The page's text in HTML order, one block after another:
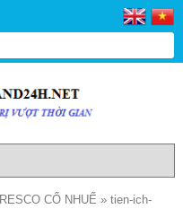
CỔ NHUẾ » tien-ich-